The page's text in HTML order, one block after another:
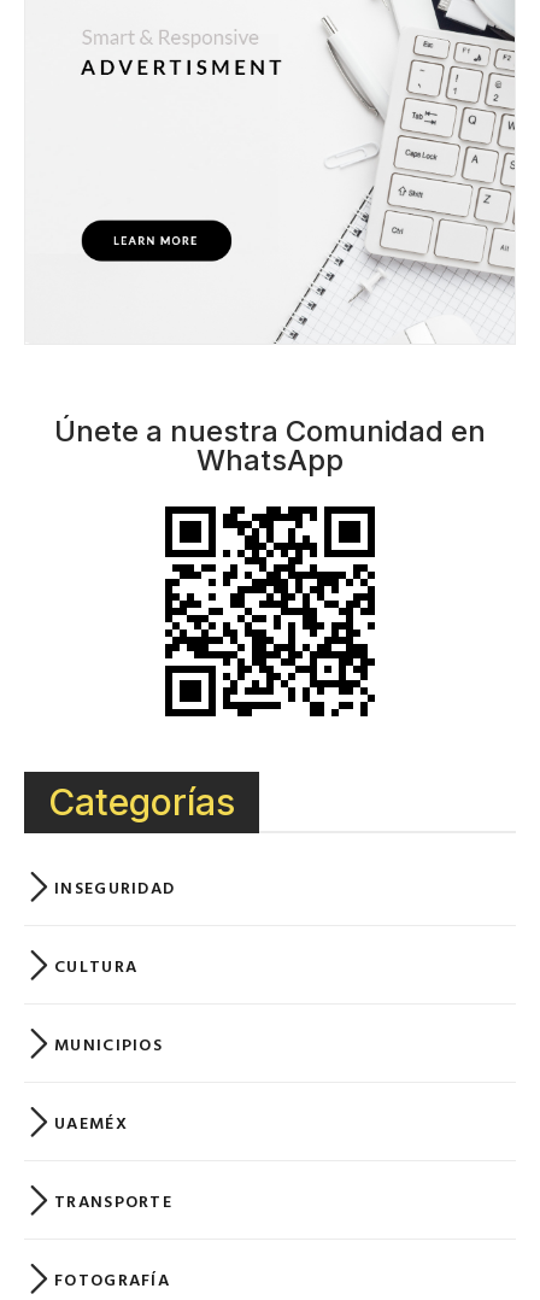
Únete a nuestra Comunidad en
WhatsApp
Categorías
INSEGURIDAD
CULTURA
MUNICIPIOS
UAEMÉX
TRANSPORTE
FOTOGRAFÍA